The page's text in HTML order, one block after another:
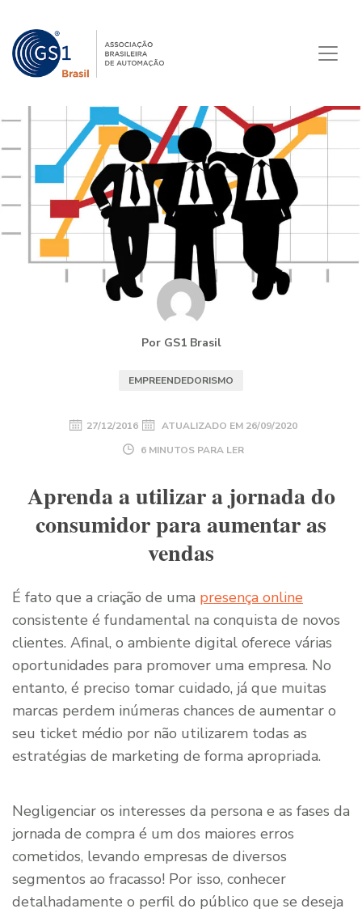
Por GS1 Brasil
EMPREENDEDORISMO
27/12/2016 ATUALIZADO EM 26/09/2020
6 MINUTOS PARA LER
Aprenda a utilizar a jornada do
consumidor para aumentar as
vendas
É fato que a criação de uma presença online
consistente é fundamental na conquista de novos
clientes. Afinal, o ambiente digital oferece várias
oportunidades para promover uma empresa. No
entanto, é preciso tomar cuidado, já que muitas
marcas perdem inúmeras chances de aumentar o
seu ticket médio por não utilizarem todas as
estratégias de marketing de forma apropriada.
Negligenciar os interesses da persona e as fases da
jornada de compra é um dos maiores erros
cometidos, levando empresas de diversos
segmentos ao fracasso! Por isso, conhecer
detalhadamente o perfil do público que se deseja